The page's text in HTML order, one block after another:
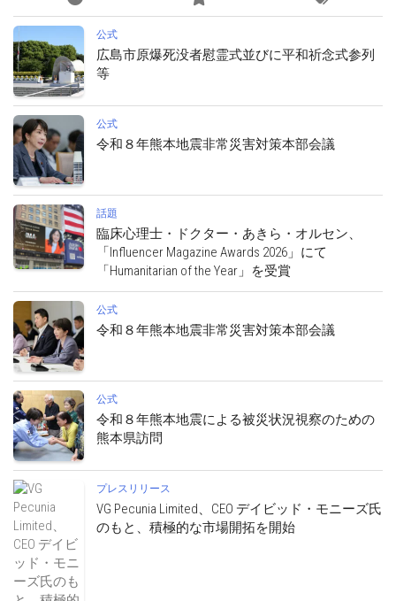
公式
広島市原爆死没者慰霊式並びに平和祈念式参列
等
公式
令和８年熊本地震非常災害対策本部会議
話題
臨床心理士・ドクター・あきら・オルセン、
「Influencer Magazine Awards 2026」にて
「Humanitarian of the Year」を受賞
公式
令和８年熊本地震非常災害対策本部会議
公式
令和８年熊本地震による被災状況視察のための
熊本県訪問
プレスリリース
VG Pecunia Limited、CEO デイビッド・モニーズ氏
のもと、積極的な市場開拓を開始